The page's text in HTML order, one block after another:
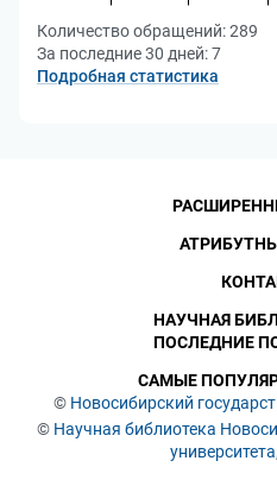
Количество обращений:289
За последние 30 дней:7
Подробная статистика
© Новосибирский
© Научная библиотека
университета
НАУЧНАЯ
ПОСЛЕДНИЕ
САМЫЕ